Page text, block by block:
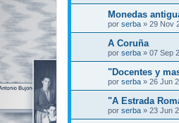
Monedas
por serba » 29 Nov
A Coruña
por serba » 07 Sep
"Docentes y
por serba » 26 Jun
"A Estrada
por serba » 23 Jun